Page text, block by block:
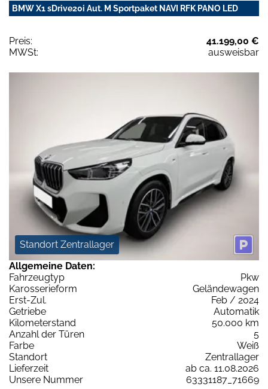
BMW X1 sDrive20i Aut. M Sportpaket NAVI RFK PANO LED
Preis:
41.199,00 €
MWSt:
ausweisbar
Standort Zentrallager
Allgemeine Daten:
Fahrzeugtyp
Pkw
Karosserieform
Geländewagen
Erst-Zul.
Feb / 2024
Getriebe
Automatik
Kilometerstand
50.000 km
Anzahl der Türen
5
Farbe
Weiß
Standort
Zentrallager
Lieferzeit
ab ca. 11.08.2026
Unsere Nummer
63331187_71669